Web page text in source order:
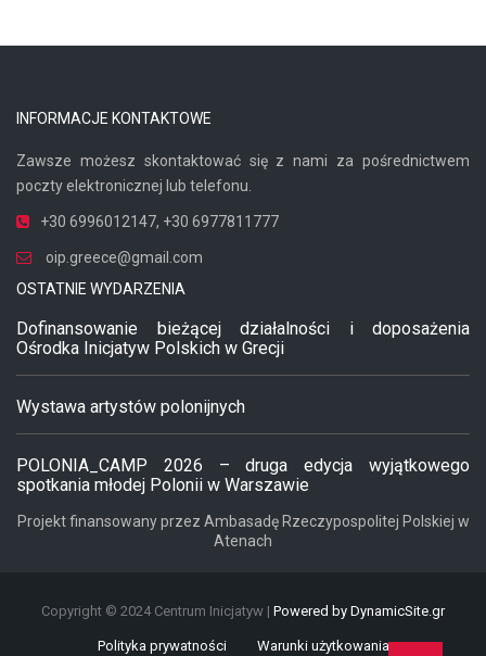
INFORMACJE KONTAKTOWE
Zawsze możesz skontaktować się z nami za pośrednictwem
poczty elektronicznej lub telefonu.
+30 6996012147, +30 6977811777
oip.greece@gmail.com
OSTATNIE WYDARZENIA
Dofinansowanie bieżącej działalności i doposażenia
Ośrodka Inicjatyw Polskich w Grecji
Wystawa artystów polonijnych
POLONIA_CAMP 2026 – druga edycja wyjątkowego
spotkania młodej Polonii w Warszawie
Projekt finansowany przez Ambasadę Rzeczypospolitej Polskiej w
Atenach
Copyright © 2024 Centrum Inicjatyw | Powered by DynamicSite.gr
Polityka prywatności Warunki użytkowania